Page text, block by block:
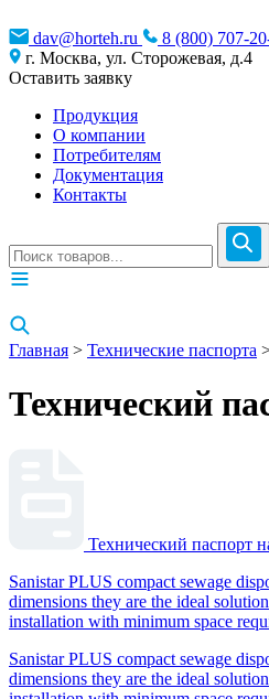
dav@horteh.ru
8 (800) 707-
г. Москва, ул. Сторожевая, д.4
Оставить заявку
Продукция
О компании
Потребителям
Документация
Контакты
Главная > Технические паспорта
Технический
Технический паспорт
Sanistar PLUS compact sewage
dimensions they are the ideal
installation with minimum space
Sanistar PLUS compact sewage
dimensions they are the ideal